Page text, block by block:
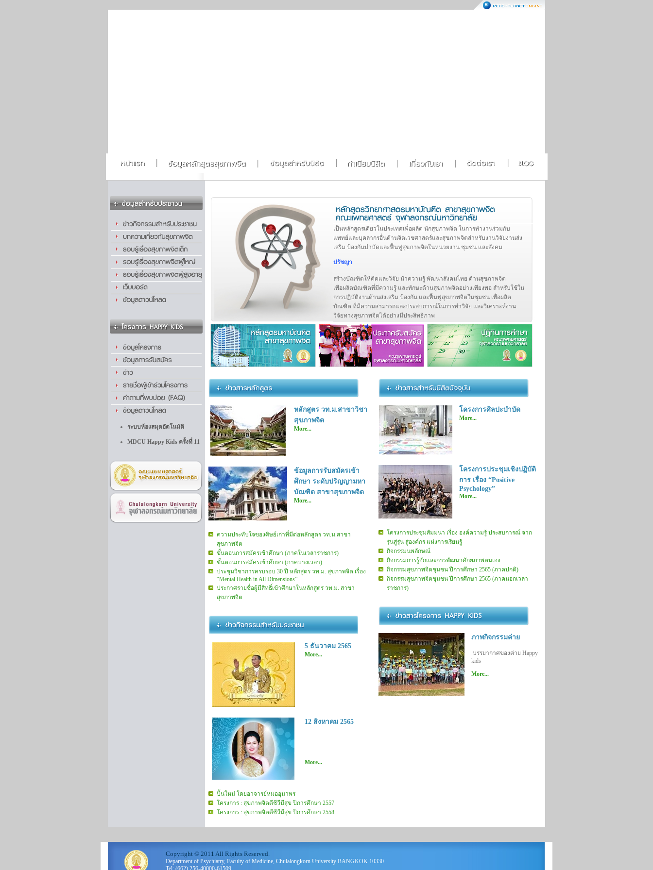
ระบบห้องสมุดอัตโนมัติ
MDCU Happy Kids ครั้งที่ 11
เป็นหลักสูตรเดียวในประเทศเพื่อผลิต นักสุขภาพจิต ในการทำงานร่วมกับ
แพทย์และบุคลากรอื่นด้านจิตเวชศาสตร์และสุขภาพจิตสำหรับงานวิจัยงานส่ง
เสริม ป้องกันบำบัดและฟื้นฟูสุขภาพจิตในหน่วยงาน ชุมชน และสังคม
ปรัชญา
สร้างบัณฑิตให้คิดและวิจัย นำความรู้ พัฒนาสังคมไทย ด้านสุขภาพจิต
เพื่อผลิตบัณฑิตที่มีความรู้ และทักษะด้านสุขภาพจิตอย่างเพียงพอ สำหรับใช้ใน
การปฏิบัติงานด้านส่งเสริม ป้องกัน และฟื้นฟูสุขภาพจิตในชุมชน เพื่อผลิต
บัณฑิต ที่มีความสามารถและประสบการณ์ในการทำวิจัย และวิเคราะห์งาน
วิจัยทางสุขภาพจิตได้อย่างมีประสิทธิภาพ
หลักสูตร วท.ม.สาขาวิชา
สุขภาพจิต
More...
ข้อมูลการรับสมัครเข้า
ศึกษา ระดับปริญญามหา
บัณฑิต สาขาสุขภาพจิต
More...
ความประทับใจของศิษย์เก่าที่มีต่อหลักสูตร วท.ม.สาขา
สุขภาพจิต
ขั้นตอนการสมัครเข้าศึกษา (ภาคในเวลาราชการ)
ขั้นตอนการสมัครเข้าศึกษา (ภาคบางเวลา)
ประชุมวิชาการครบรอบ 30 ปี หลักสูตร วท.ม. สุขภาพจิต เรื่อง
“Mental Health in All Dimensions”
ประกาศรายชื่อผู้มีสิทธิ์เข้าศึกษาในหลักสูตร วท.ม. สาขา
สุขภาพจิต
5 ธันวาคม 2565
More...
12 สิงหาคม 2565
More...
ปั้นใหม่ โดยอาจารย์หมออุมาพร
โครงการ : สุขภาพจิตดีชีวีมีสุข ปีการศึกษา 2557
โครงการ : สุขภาพจิตดีชีวีมีสุข ปีการศึกษา 2558
โครงการศิลปะบำบัด
More...
โครงการประชุมเชิงปฏิบัติ
การ เรื่อง “Positive
Psychology”
More...
โครงการประชุมสัมมนา เรื่อง องค์ความรู้ ประสบการณ์ จาก
รุ่นสู่รุ่น สู่องค์กร แห่งการเรียนรู้
กิจกรรมนพลักษณ์
กิจกรรมการรู้จักและการพัฒนาศักยภาพตนเอง
กิจกรรมสุขภาพจิตชุมชน ปีการศึกษา 2565 (ภาคปกติ)
กิจกรรมสุขภาพจิตชุมชน ปีการศึกษา 2565 (ภาคนอกเวลา
ราชการ)
ภาพกิจกรรมค่าย
บรรยากาศของค่าย Happy
kids
More...
Copyright © 2011 All Rights Reserved.
Department of Psychiatry, Faculty of Medicine, Chulalongkorn University BANGKOK 10330
Tel: (662) 256-40000-61509